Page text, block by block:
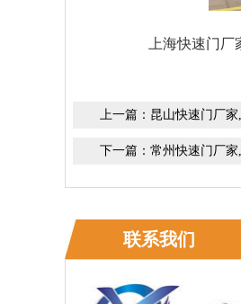
上海快速门厂
上一篇： 昆山快速门厂家
下一篇： 常州快速门厂家
联系我们